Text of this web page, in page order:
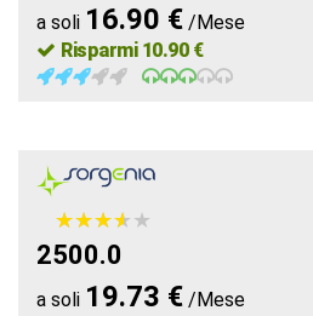
a soli 16.90 € /Mese
Risparmi 10.90 €
★★★★★
★★★★★
2500.0
a soli 19.73 € /Mese